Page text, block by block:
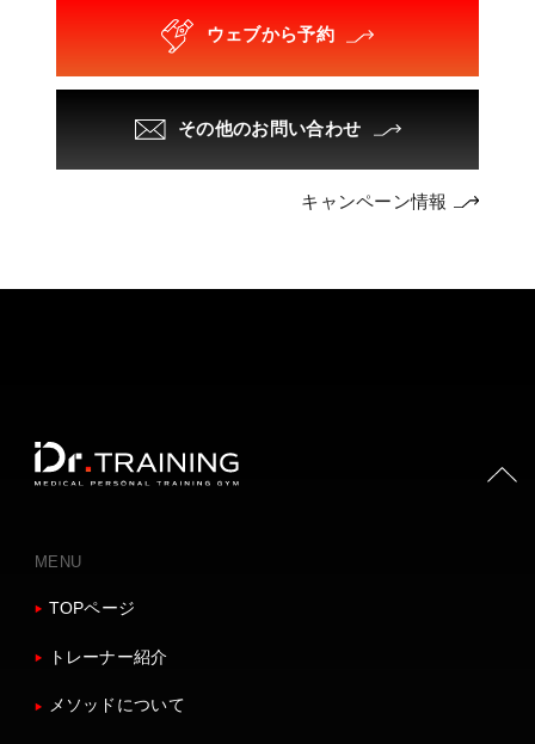
ウェブから予約
その他のお問い合わせ
キャンペーン情報
MENU
TOPページ
トレーナー紹介
メソッドについて